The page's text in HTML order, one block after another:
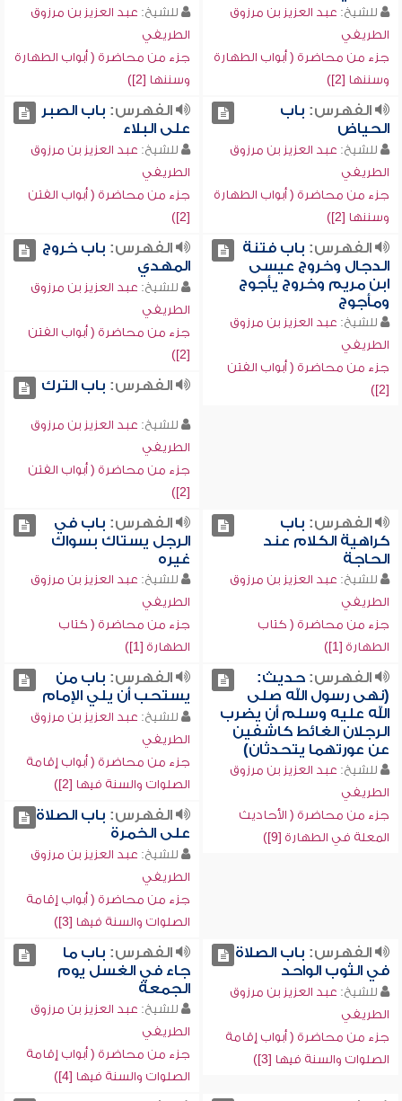
للشيخ: عبد العزيز بن مرزوق
الطريفي
جزء من محاضرة ( أبواب الطهارة
وسننها [2])
للشيخ: عبد العزيز بن مرزوق
الطريفي
جزء من محاضرة ( أبواب الطهارة
وسننها [2])
الفهرس: باب
الحياض
للشيخ: عبد العزيز بن مرزوق
الطريفي
جزء من محاضرة ( أبواب الطهارة
وسننها [2])
الفهرس: باب الصبر
على البلاء
للشيخ: عبد العزيز بن مرزوق
الطريفي
جزء من محاضرة ( أبواب الفتن
[2])
الفهرس: باب فتنة
الدجال وخروج عيسى
ابن مريم وخروج يأجوج
ومأجوج
للشيخ: عبد العزيز بن مرزوق
الطريفي
جزء من محاضرة ( أبواب الفتن
[2])
الفهرس: باب خروج
المهدي
للشيخ: عبد العزيز بن مرزوق
الطريفي
جزء من محاضرة ( أبواب الفتن
[2])
الفهرس: باب الترك
للشيخ: عبد العزيز بن مرزوق
الطريفي
جزء من محاضرة ( أبواب الفتن
[2])
الفهرس: باب
كراهية الكلام عند
الحاجة
للشيخ: عبد العزيز بن مرزوق
الطريفي
جزء من محاضرة ( كتاب
الطهارة [1])
الفهرس: باب في
الرجل يستاك بسواك
غيره
للشيخ: عبد العزيز بن مرزوق
الطريفي
جزء من محاضرة ( كتاب
الطهارة [1])
الفهرس:حديث:
(نهى رسول الله صلى
الله عليه وسلم أن يضرب
الرجلان الغائط كاشفين
عن عورتهما يتحدثان)
للشيخ: عبد العزيز بن مرزوق
الطريفي
جزء من محاضرة ( الأحاديث
المعلة في الطهارة [9])
الفهرس: باب من
يستحب أن يلي الإمام
للشيخ: عبد العزيز بن مرزوق
الطريفي
جزء من محاضرة ( أبواب إقامة
الصلوات والسنة فيها [2])
الفهرس: باب الصلاة
على الخمرة
للشيخ: عبد العزيز بن مرزوق
الطريفي
جزء من محاضرة ( أبواب إقامة
الصلوات والسنة فيها [3])
الفهرس: باب الصلاة
في الثوب الواحد
للشيخ: عبد العزيز بن مرزوق
الطريفي
جزء من محاضرة ( أبواب إقامة
الصلوات والسنة فيها [3])
الفهرس: باب ما
جاء في الغسل يوم
الجمعة
للشيخ: عبد العزيز بن مرزوق
الطريفي
جزء من محاضرة ( أبواب إقامة
الصلوات والسنة فيها [4])